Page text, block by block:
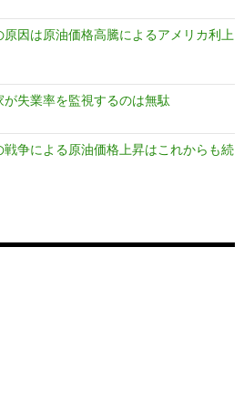
因は原油価格高騰によるアメリカ利上
が失業率を監視するのは無駄
争による原油価格上昇はこれからも続